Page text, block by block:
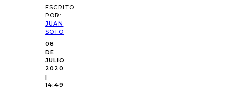
ESCRITO
POR:
JUAN
SOTO
08
DE
JULIO
2020
|
14:49